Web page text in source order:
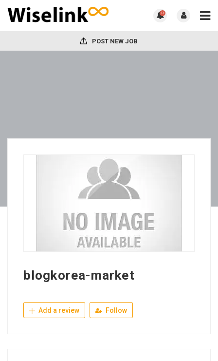
0
POST NEW JOB
blogkorea-market
Add a review Follow